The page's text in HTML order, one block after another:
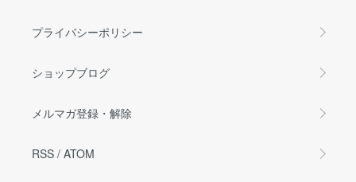
プライバシーポリシー
ショップブログ
メルマガ登録・解除
RSS / ATOM